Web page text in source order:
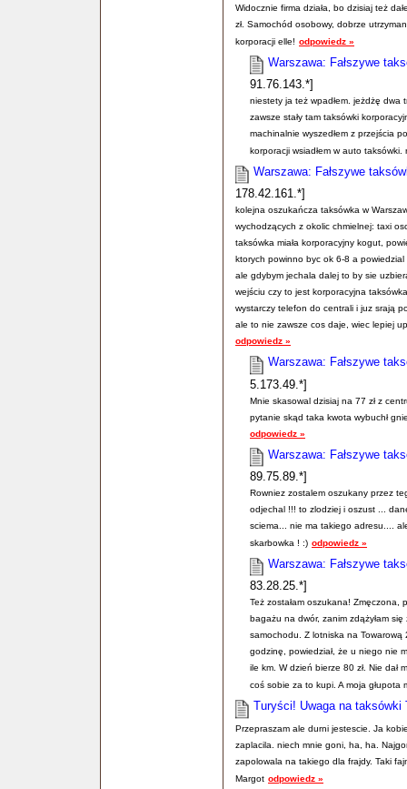
Widocznie firma działa, bo dzisiaj też
zł. Samochód osobowy, dobrze
korporacji elle! odpowiedz »
Warszawa: Fałszywe
91.76.143.*]
niestety ja też wpadłem. jeżdżę dwa
zawsze stały tam taksówki
machinalnie wyszedłem z przejścia
korporacji wsiadłem w auto
Warszawa: Fałszywe
178.42.161.*]
kolejna oszukańcza taksówka w
wychodzących z okolic chmielnej: taxi
taksówka miała korporacyjny kogut,
ktorych powinno byc ok 6-8 a
ale gdybym jechala dalej to by sie
wejściu czy to jest korporacyjna
wystarczy telefon do centrali i juz srają
ale to nie zawsze cos daje, wiec lepiej
odpowiedz »
Warszawa: Fałszywe
5.173.49.*]
Mnie skasowal dzisiaj na 77 zł z
pytanie skąd taka kwota wybuchł
odpowiedz »
Warszawa: Fałszywe
89.75.89.*]
Rowniez zostalem oszukany przez
odjechal !!! to zlodziej i oszust ...
sciema... nie ma takiego adresu....
skarbowka ! :) odpowiedz »
Warszawa: Fałszywe
83.28.25.*]
Też zostałam oszukana! Zmęczona,
bagażu na dwór, zanim zdążyłam
samochodu. Z lotniska na Towarową
godzinę, powiedział, że u niego nie
ile km. W dzień bierze 80 zł. Nie dał
coś sobie za to kupi. A moja głupota
Turyści! Uwaga na
Przepraszam ale durni jestescie. Ja
zaplacila. niech mnie goni, ha, ha.
zapolowala na takiego dla frajdy. Taki
Margot odpowiedz »